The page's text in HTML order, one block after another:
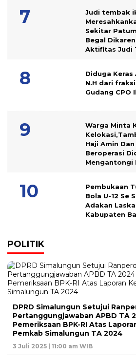
Judi tembak
Sekitar
Begal
Aktifitas Judi
Diduga
N.H dari
Gudang CPO
Warga Minta
Haji Amin
Beroperasi
Mengantongi
Pembukaan
Bola U-12 Se
Adakan
Kabupaten
POLITIK
DPRD Simalungun Setujui
Pertanggungjawaban APBD TA
Pemeriksaan BPK-RI Atas
Pemkab Simalungun TA 2024
3 Juli 2025 | 11:00 am WIB